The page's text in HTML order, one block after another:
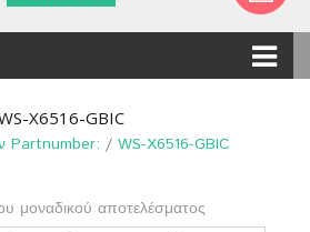
X6516-GBIC
Partnumber: / WS-X6516-GBIC
μοναδικού αποτελέσματος